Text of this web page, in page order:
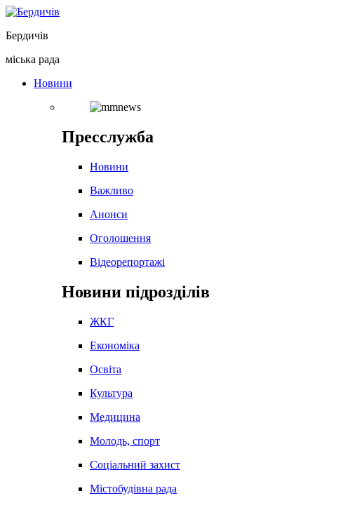
Перейти
вмісту
Бердичів
міська рада
Новини
Пресслужба
Новини
Важливо
Анонси
Оголошення
Відеорепортажі
Новини підрозділів
ЖКГ
Економіка
Освіта
Культура
Медицина
Молодь, спорт
Соціальний захист
Містобудівна рада